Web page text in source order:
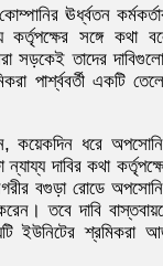
ঊর্ধ্বতন
কর্তৃপক্ষের সঙ্গে কথা
সড়কেই তাদের
পার্শ্ববর্তী একটি
কয়েকদিন ধরে
দাবির কথা
বগুড়া রোডে
তবে দাবি
ইউনিটের শ্রমিকরা